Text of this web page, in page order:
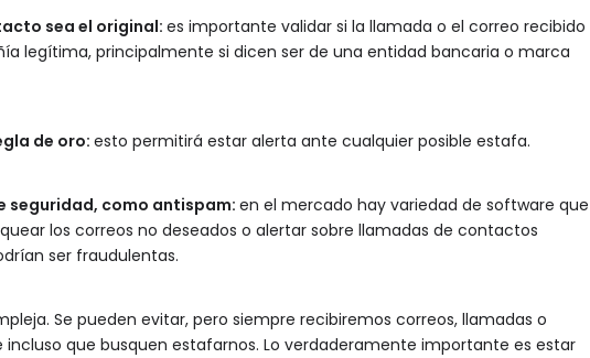
sea el original: es importante validar si la llamada o el correo recibido
legítima, principalmente si dicen ser de una entidad bancaria o marca
de oro: esto permitirá estar alerta ante cualquier posible estafa.
seguridad, como antispam: en el mercado hay variedad de software que
los correos no deseados o alertar sobre llamadas de contactos
ser fraudulentas.
Se pueden evitar, pero siempre recibiremos correos, llamadas o
incluso que busquen estafarnos. Lo verdaderamente importante es estar